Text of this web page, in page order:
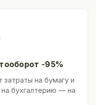
-95%
на бумагу и
на бухгалтерию — на